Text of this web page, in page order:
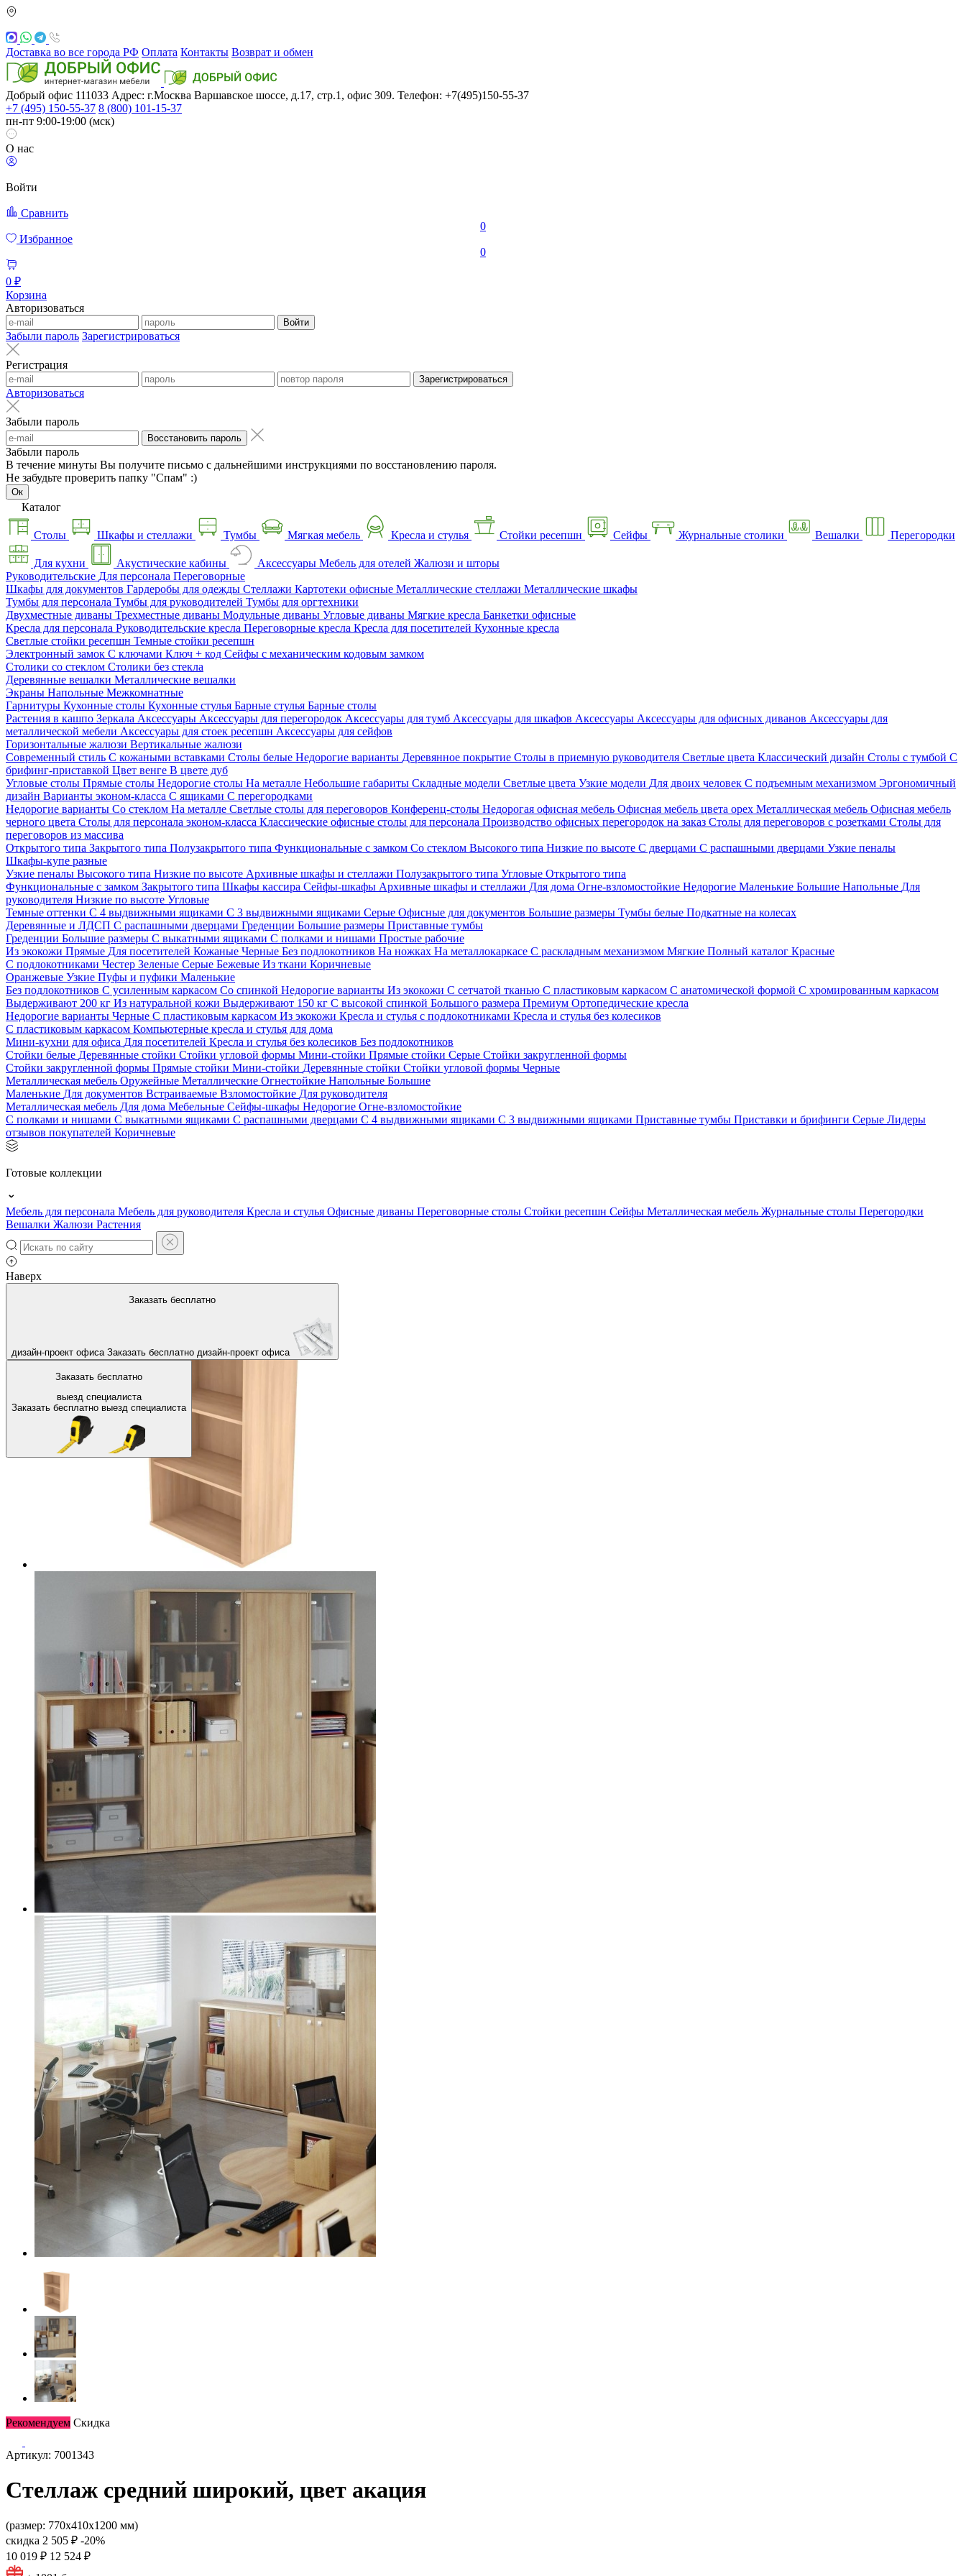
Доставка во все города РФ Оплата Контакты Возврат и обмен
Добрый офис 111033 Адрес: г.Москва Варшавское шоссе, д.17, стр.1, офис 309. Телефон: +7(495)150-55-37
+7 (495) 150-55-37 8 (800) 101-15-37
пн-пт 9:00-19:00 (мск)
О нас
Войти
Сравнить
0
Избранное
0
0 ₽
Корзина
Авторизоваться
Войти
Забыли пароль Зарегистрироваться
Регистрация
Зарегистрироваться
Авторизоваться
Забыли пароль
Восстановить пароль
Забыли пароль
В течение минуты Вы получите письмо с дальнейшими инструкциями по восстановлению пароля.
Не забудьте проверить папку "Спам" :)
Ок
Каталог
Столы Шкафы и стеллажи Тумбы Мягкая мебель Кресла и стулья Стойки ресепшн Сейфы Журнальные столики Вешалки Перегородки
Для кухни Акустические кабины Аксессуары Мебель для отелей Жалюзи и шторы
Руководительские Для персонала Переговорные
Шкафы для документов Гардеробы для одежды Стеллажи Картотеки офисные Металлические стеллажи Металлические шкафы
Тумбы для персонала Тумбы для руководителей Тумбы для оргтехники
Двухместные диваны Трехместные диваны Модульные диваны Угловые диваны Мягкие кресла Банкетки офисные
Кресла для персонала Руководительские кресла Переговорные кресла Кресла для посетителей Кухонные кресла
Светлые стойки ресепшн Темные стойки ресепшн
Электронный замок С ключами Ключ + код Сейфы с механическим кодовым замком
Столики со стеклом Столики без стекла
Деревянные вешалки Металлические вешалки
Экраны Напольные Межкомнатные
Гарнитуры Кухонные столы Кухонные стулья Барные стулья Барные столы
Растения в кашпо Зеркала Аксессуары Аксессуары для перегородок Аксессуары для тумб Аксессуары для шкафов Аксессуары Аксессуары для офисных диванов Аксессуары для
металлической мебели Аксессуары для стоек ресепшн Аксессуары для сейфов
Горизонтальные жалюзи Вертикальные жалюзи
Современный стиль С кожаными вставками Столы белые Недорогие варианты Деревянное покрытие Столы в приемную руководителя Светлые цвета Классический дизайн Столы с тумбой С
брифинг-приставкой Цвет венге В цвете дуб
Угловые столы Прямые столы Недорогие столы На металле Небольшие габариты Складные модели Светлые цвета Узкие модели Для двоих человек С подъемным механизмом Эргономичный
дизайн Варианты эконом-класса С ящиками С перегородками
Недорогие варианты Со стеклом На металле Светлые столы для переговоров Конференц-столы Недорогая офисная мебель Офисная мебель цвета орех Металлическая мебель Офисная мебель
черного цвета Столы для персонала эконом-класса Классические офисные столы для персонала Производство офисных перегородок на заказ Столы для переговоров с розетками Столы для
переговоров из массива
Открытого типа Закрытого типа Полузакрытого типа Функциональные с замком Со стеклом Высокого типа Низкие по высоте С дверцами С распашными дверцами Узкие пеналы
Шкафы-купе разные
Узкие пеналы Высокого типа Низкие по высоте Архивные шкафы и стеллажи Полузакрытого типа Угловые Открытого типа
Функциональные с замком Закрытого типа Шкафы кассира Сейфы-шкафы Архивные шкафы и стеллажи Для дома Огне-взломостойкие Недорогие Маленькие Большие Напольные Для
руководителя Низкие по высоте Угловые
Темные оттенки С 4 выдвижными ящиками С 3 выдвижными ящиками Серые Офисные для документов Большие размеры Тумбы белые Подкатные на колесах
Деревянные и ЛДСП С распашными дверцами Греденции Большие размеры Приставные тумбы
Греденции Большие размеры С выкатными ящиками С полками и нишами Простые рабочие
Из экокожи Прямые Для посетителей Кожаные Черные Без подлокотников На ножках На металлокаркасе С раскладным механизмом Мягкие Полный каталог Красные
С подлокотниками Честер Зеленые Серые Бежевые Из ткани Коричневые
Оранжевые Узкие Пуфы и пуфики Маленькие
Без подлокотников С усиленным каркасом Со спинкой Недорогие варианты Из экокожи С сетчатой тканью С пластиковым каркасом С анатомической формой С хромированным каркасом
Выдерживают 200 кг Из натуральной кожи Выдерживают 150 кг С высокой спинкой Большого размера Премиум Ортопедические кресла
Недорогие варианты Черные С пластиковым каркасом Из экокожи Кресла и стулья с подлокотниками Кресла и стулья без колесиков
С пластиковым каркасом Компьютерные кресла и стулья для дома
Мини-кухни для офиса Для посетителей Кресла и стулья без колесиков Без подлокотников
Стойки белые Деревянные стойки Стойки угловой формы Мини-стойки Прямые стойки Серые Стойки закругленной формы
Стойки закругленной формы Прямые стойки Мини-стойки Деревянные стойки Стойки угловой формы Черные
Металлическая мебель Оружейные Металлические Огнестойкие Напольные Большие
Маленькие Для документов Встраиваемые Взломостойкие Для руководителя
Металлическая мебель Для дома Мебельные Сейфы-шкафы Недорогие Огне-взломостойкие
С полками и нишами С выкатными ящиками С распашными дверцами С 4 выдвижными ящиками С 3 выдвижными ящиками Приставные тумбы Приставки и брифинги Серые Лидеры
отзывов покупателей Коричневые
Готовые коллекции
Мебель для персонала Мебель для руководителя Кресла и стулья Офисные диваны Переговорные столы Стойки ресепшн Сейфы Металлическая мебель Журнальные столы Перегородки
Вешалки Жалюзи Растения
Наверх
Заказать бесплатно
дизайн-проект офиса Заказать бесплатно дизайн-проект офиса
Заказать бесплатно
выезд специалиста
Заказать бесплатно выезд специалиста
На главную
Рекомендуем Скидка
Артикул: 7001343
Стеллаж средний широкий, цвет акация
(размер: 770х410х1200 мм)
скидка 2 505 ₽ -20%
10 019 ₽ 12 524 ₽